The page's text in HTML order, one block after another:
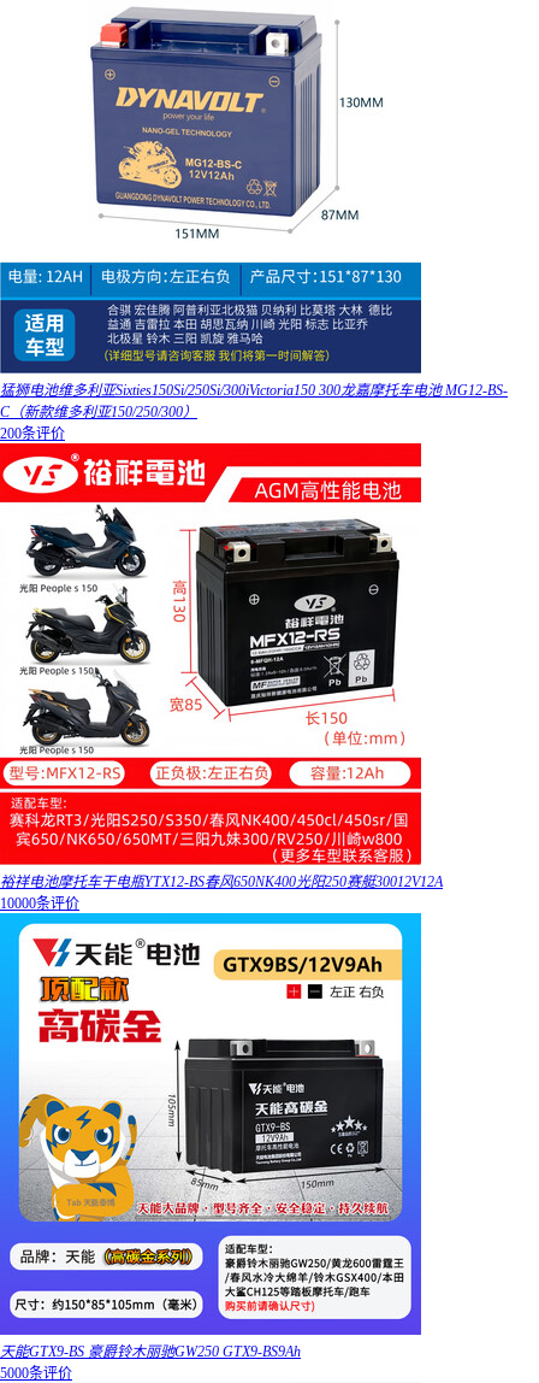
猛狮电池维多利亚Sixties150Si/250Si/300iVictoria150 300龙嘉摩托车电池 MG12-BS-
C（新款维多利亚150/250/300）
200条评价
裕祥电池摩托车干电瓶YTX12-BS春风650NK400光阳250赛艇30012V12A
10000条评价
天能GTX9-BS 豪爵铃木丽驰GW250 GTX9-BS9Ah
5000条评价